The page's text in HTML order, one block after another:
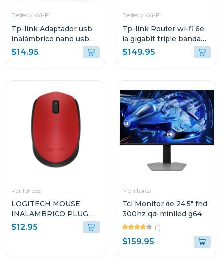
Redes y Wi-Fi
Tp-link Adaptador usb
inalámbrico nano usb
de doble banda ac600
t2u nano
$14.95
Redes y Wi-Fi
Tp-link Router wi-fi 6e
ia gigabit triple banda
axe5400
$149.95
Periféricos
LOGITECH MOUSE
INALAMBRICO PLUG
AND PLAY ROJO M170
$12.95
Monitores
Tcl Monitor de 24.5" fhd
300hz qd-miniled g64
(1)
$159.95